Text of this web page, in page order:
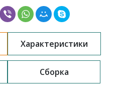
Характеристики
Сборка